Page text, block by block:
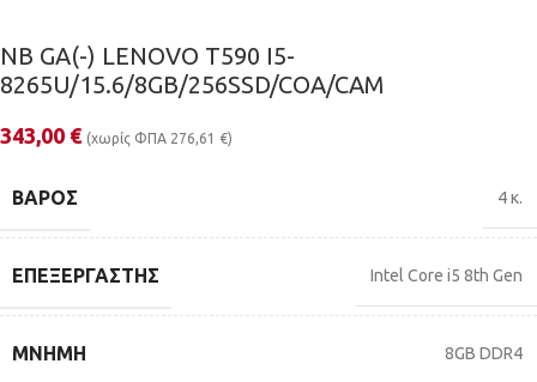
NB GA(-) LENOVO T590 I5-
8265U/15.6/8GB/256SSD/COA/CAM
343,00 € (χωρίς ΦΠΑ 276,61 €)
ΒΆΡΟΣ 4 κ.
ΕΠΕΞΕΡΓΑΣΤΉΣ Intel Core i5 8th Gen
ΜΝΉΜΗ 8GB DDR4